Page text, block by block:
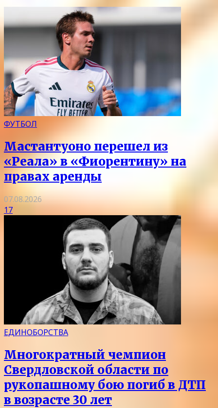
ФУТБОЛ
Мастантуоно перешел из
«Реала» в «Фиорентину» на
правах аренды
07.08.2026
17
ЕДИНОБОРСТВА
Многократный чемпион
Свердловской области по
рукопашному бою погиб в ДТП
в возрасте 30 лет